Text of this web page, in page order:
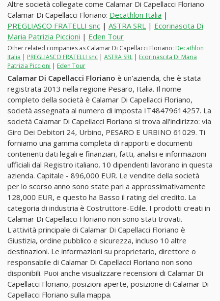
Altre società collegate come Calamar Di Capellacci Floriano
Calamar Di Capellacci Floriano: Decathlon Italia |
PREGLIASCO FRATELLI snc | ASTRA SRL | Ecorinascita Di
Maria Patrizia Piccioni | Eden Tour
Other related companies as Calamar Di Capellacci Floriano: Decathlon
Italia | PREGLIASCO FRATELLI snc | ASTRA SRL | Ecorinascita Di Maria
Patrizia Piccioni | Eden Tour
Calamar Di Capellacci Floriano è un'azienda, che è stata
registrata 2013 nella regione Pesaro, Italia. Il nome
completo della società è Calamar Di Capellacci Floriano,
società assegnata al numero di imposta IT48479614257. La
società Calamar Di Capellacci Floriano si trova all'indirizzo: via
Giro Dei Debitori 24, Urbino, PESARO E URBINO 61029. Ti
forniamo una gamma completa di rapporti e documenti
contenenti dati legali e finanziari, fatti, analisi e informazioni
ufficiali dal Registro italiano. 10 dipendenti lavorano in questa
azienda. Capitale - 896,000 EUR. Le vendite della società
per lo scorso anno sono state pari a approssimativamente
128,000 EUR, e questo ha Basso il rating del credito. La
categoria di industria è Costruttore-Edile. I prodotti creati in
Calamar Di Capellacci Floriano non sono stati trovati.
L'attività principale di Calamar Di Capellacci Floriano è
Giustizia, ordine pubblico e sicurezza, incluso 10 altre
destinazioni. Le informazioni su proprietario, direttore o
responsabile di Calamar Di Capellacci Floriano non sono
disponibili. Puoi anche visualizzare recensioni di Calamar Di
Capellacci Floriano, posizioni aperte, posizione di Calamar Di
Capellacci Floriano sulla mappa.